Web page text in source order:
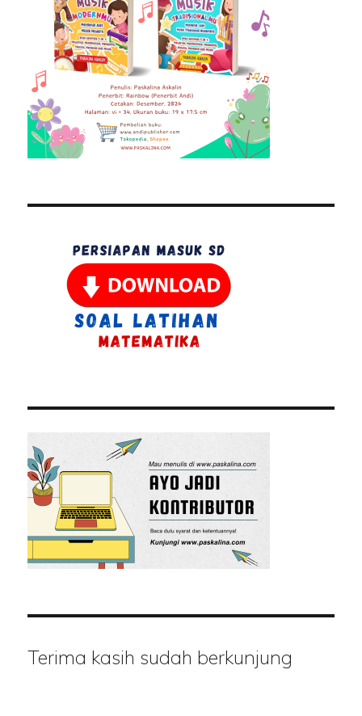
Terima kasih sudah berkunjung